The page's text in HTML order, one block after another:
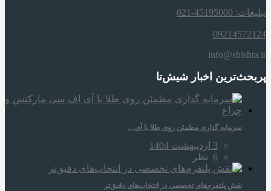
تبلیغات: 45195000-021
09214572124
info@shishta.ir
پربحث‌ترین اخبار شیش‌تا
سرمایه‌ گذاری مطمئن روی طلا با آی…
3 اردیبهشت 1404
6 نظر
نقش پلتفرم‌های تخصصی در انتخاب‌های دقیق‌تر